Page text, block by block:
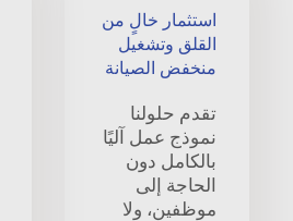
استثمار خالٍ من
القلق وتشغيل
منخفض الصيانة
تقدم حلولنا
نموذج عمل آليًا
بالكامل دون
الحاجة إلى
موظفين، ولا